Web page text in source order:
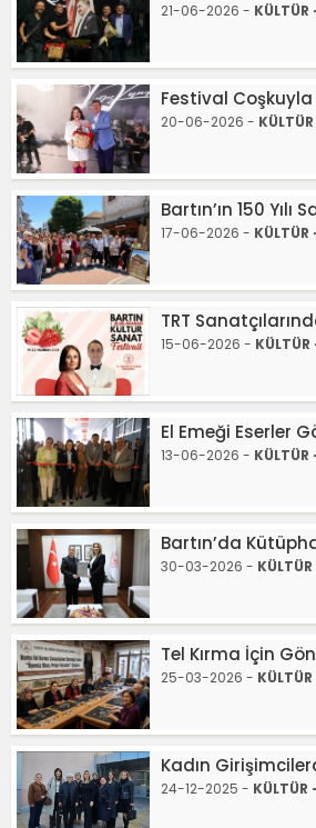
21-06-2026 -
Festival Coşkuyla
20-06-2026 -
Bartın’ın 150 Yılı
17-06-2026 -
TRT
15-06-2026 -
El Emeği Eserler
13-06-2026 -
Bartın’da
30-03-2026 -
Tel Kırma İçin
25-03-2026 -
Kadın
24-12-2025 - KÜLTÜR